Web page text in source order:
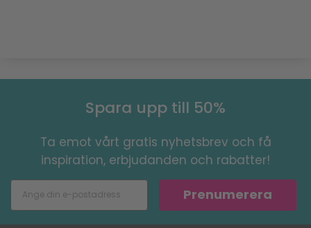
Spara upp till 50%
Ta emot vårt gratis nyhetsbrev och få
inspiration, erbjudanden och rabatter!
Prenumerera